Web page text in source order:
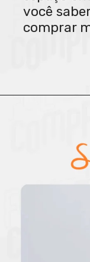
você
comprar